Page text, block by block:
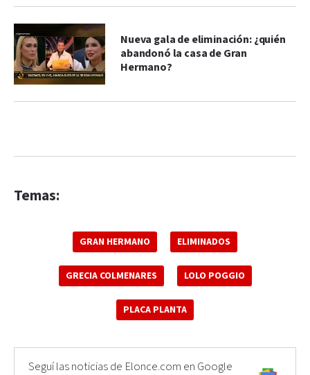
Nueva gala de eliminación: ¿quién
abandonó la casa de Gran
Hermano?
Temas:
GRAN HERMANO ELIMINADOS
GRECIA COLMENARES LOLO POGGIO
PLACA PLANTA
Seguí las noticias de Elonce.com en Google